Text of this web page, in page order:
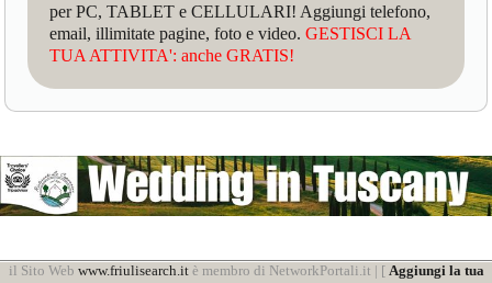
per PC, TABLET e CELLULARI! Aggiungi telefono,
email, illimitate pagine, foto e video.GESTISCI LA
TUA ATTIVITA': anche GRATIS!
il Sito Web www.friulisearch.itè membro di NetworkPortali.it | [ Aggiungi la tua